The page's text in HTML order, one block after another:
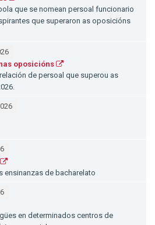
que se nomean persoal funcionario
que superaron as oposicións
oposicións
de persoal que superou as
de bacharelato
en determinados centros de